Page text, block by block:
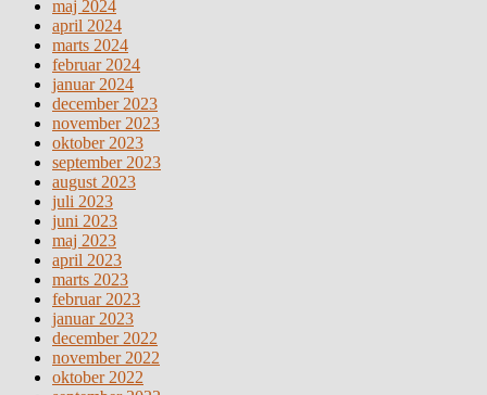
maj 2024
april 2024
marts 2024
februar 2024
januar 2024
december 2023
november 2023
oktober 2023
september 2023
august 2023
juli 2023
juni 2023
maj 2023
april 2023
marts 2023
februar 2023
januar 2023
december 2022
november 2022
oktober 2022